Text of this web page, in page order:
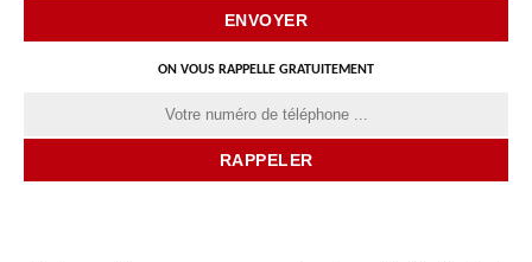
ON VOUS RAPPELLE GRATUITEMENT